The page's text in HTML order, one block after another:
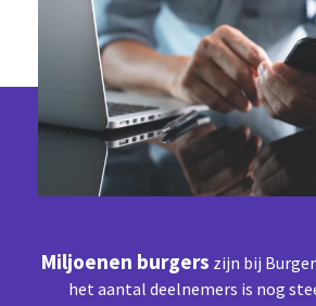
Miljoenen burgers zijn bij
het aantal deelnemers is nog